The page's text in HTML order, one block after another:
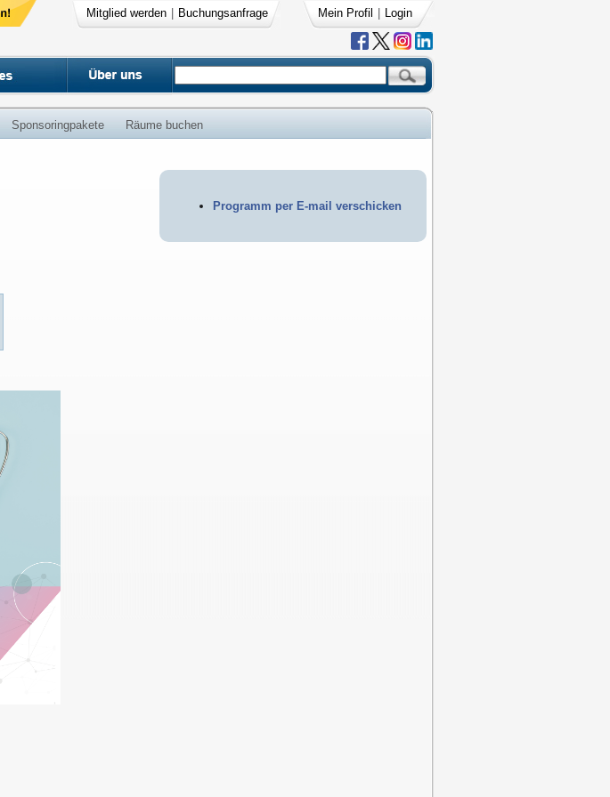
Mitglied werden Buchungsanfrage Mein Profil Login
Sponsoringpakete Räume buchen
Programm per E-mail verschicken